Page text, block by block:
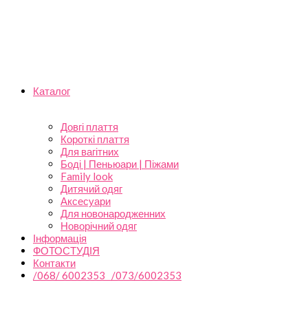
Каталог
Довгі плаття
Короткі плаття
Для вагітних
Боді | Пеньюари | Піжами
Family look
Дитячий одяг
Аксесуари
Для новонародженних
Новорічний одяг
Інформація
ФОТОСТУДІЯ
Контакти
/068/ 6002353 /073/6002353